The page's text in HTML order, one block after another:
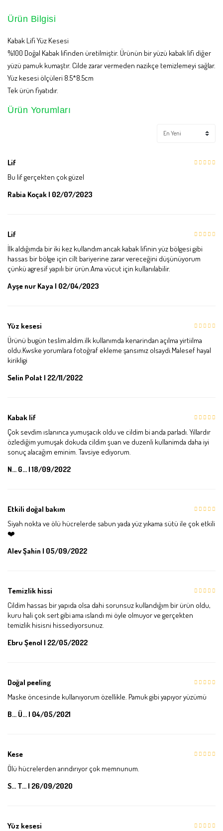
Ürün Bilgisi
Kabak Lifi Yüz Kesesi
%100 Doğal Kabak lifinden üretilmiştir. Ürünün bir yüzü kabak lifi diğer
yüzü pamuk kumaştır. Cilde zarar vermeden nazikçe temizlemeyi sağlar.
Yüz kesesi ölçüleri 8.5*8.5cm
Tek ürün fiyatıdır.
Ürün Yorumları
Lif
Bu lif gerçekten çok güzel
Rabia Koçak | 02/07/2023
Lif
İlk aldığımda bir iki kez kullandım ancak kabak lifinin yüz bölgesi gibi
hassas bir bölge için cilt bariyerine zarar vereceğini düşünüyorum
çünkü agresif yapılı bir ürün.Ama vücut için kullanılabilir.
Ayşe nur Kaya | 02/04/2023
Yüz kesesi
Ürünü bugün teslim.aldim.ilk kullanımda kenarindan açılma yirtiilma
oldu.Kwske yorumlara fotoğraf ekleme şansımız olsaydi.Malesef hayal
kirikligi
Selin Polat | 22/11/2022
Kabak lif
Çok sevdim ıslanınca yumuşacık oldu ve cildim bi anda parladı. Yıllardır
özlediğim yumuşak dokuda cildim şuan ve duzenli kullanimda daha iyi
sonuç alacağım eminim. Tavsiye ediyorum.
N... G... | 18/09/2022
Etkili doğal bakım
Siyah nokta ve ölü hücrelerde sabun yada yüz yıkama sütü ile çok etkili
❤️
Alev Şahin | 05/09/2022
Temizlik hissi
Cildim hassas bir yapıda olsa dahi sorunsuz kullandığım bir ürün oldu,
kuru hali çok sert gibi ama ıslandı mi öyle olmuyor ve gerçekten
temizlik hisisni hissediyorsunuz.
Ebru Şenol | 22/05/2022
Doğal peeling
Maske öncesinde kullanıyorum özellikle. Pamuk gibi yapıyor yüzümü
B... Ü... | 04/05/2021
Kese
Ölü hücrelerden arındırıyor çok memnunum.
S... T... | 26/09/2020
Yüz kesesi